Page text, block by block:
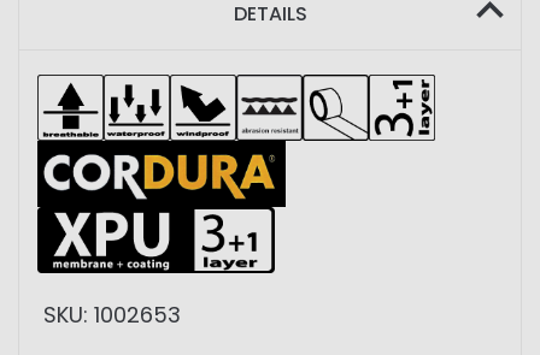
DETAILS
SKU: 1002653